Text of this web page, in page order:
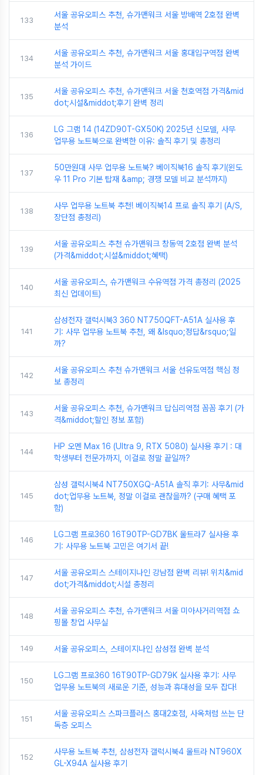
133
서울 공유오피스 추천, 슈가맨워크 서울 방배역 2호점 완벽
분석
134
서울 공유오피스 추천, 슈가맨워크 서울 홍대입구역점 완벽
분석 가이드
135
서울 공유오피스 추천, 슈가맨워크 서울 천호역점 가격&mid
dot;시설&middot;후기 완벽 정리
136
LG 그램 14 (14ZD90T-GX50K) 2025년 신모델, 사무
업무용 노트북으로 완벽한 이유: 솔직 후기 및 총정리
137
50만원대 사무 업무용 노트북? 베이직북16 솔직 후기(윈도
우 11 Pro 기본 탑재 &amp; 경쟁 모델 비교 분석까지)
138
사무 업무용 노트북 추천! 베이직북14 프로 솔직 후기 (A/S,
장단점 총정리)
139
서울 공유오피스 추천 슈가맨워크 창동역 2호점 완벽 분석
(가격&middot;시설&middot;혜택)
140
서울 공유오피스, 슈가맨워크 수유역점 가격 총정리 (2025
최신 업데이트)
141
삼성전자 갤럭시북3 360 NT750QFT-A51A 실사용 후
기: 사무 업무용 노트북 추천, 왜 &lsquo;정답&rsquo;일
까?
142
서울 공유오피스 추천 슈가맨워크 서울 선유도역점 핵심 정
보 총정리
143
서울 공유오피스 추천, 슈가맨워크 답십리역점 꼼꼼 후기 (가
격&middot;할인 정보 포함)
144
HP 오멘 Max 16 (Ultra 9, RTX 5080) 실사용 후기 : 대
학생부터 전문가까지, 이걸로 정말 끝일까?
145
삼성 갤럭시북4 NT750XGQ-A51A 솔직 후기: 사무&mid
dot;업무용 노트북, 정말 이걸로 괜찮을까? (구매 혜택 포
함)
146
LG그램 프로360 16T90TP-GD7BK 울트라7 실사용 후
기: 사무용 노트북 고민은 여기서 끝!
147
서울 공유오피스 스테이지나인 강남점 완벽 리뷰! 위치&mid
dot;가격&middot;시설 총정리
148
서울 공유오피스 추천, 슈가맨워크 서울 미아사거리역점 쇼
핑몰 창업 사무실
149 서울 공유오피스, 스테이지나인 삼성점 완벽 분석
150
LG그램 프로360 16T90TP-GD79K 실사용 후기: 사무
업무용 노트북의 새로운 기준, 성능과 휴대성을 모두 잡다!
151
서울 공유오피스 스파크플러스 홍대2호점, 사옥처럼 쓰는 단
독층 오피스
152
사무용 노트북 추천, 삼성전자 갤럭시북4 울트라 NT960X
GL-X94A 실사용 후기